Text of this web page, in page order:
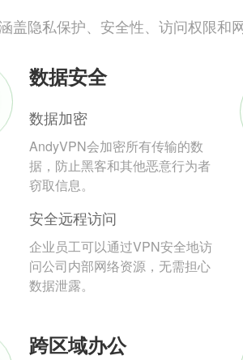
盖隐私保护、安全性、访问权限和
数据安全
数据加密
AndyVPN会加密所有传输的数
据，防止黑客和其他恶意行为者
窃取信息。
安全远程访问
企业员工可以通过VPN安全地访
问公司内部网络资源，无需担心
数据泄露。
跨区域办公